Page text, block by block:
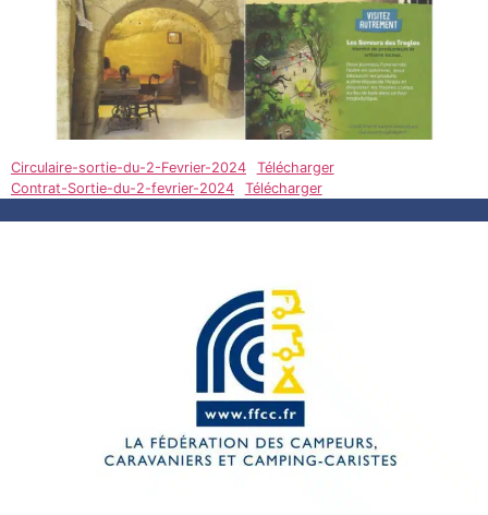
Circulaire-sortie-du-2-Fevrier-2024
Télécharger
Contrat-Sortie-du-2-fevrier-2024
Télécharger